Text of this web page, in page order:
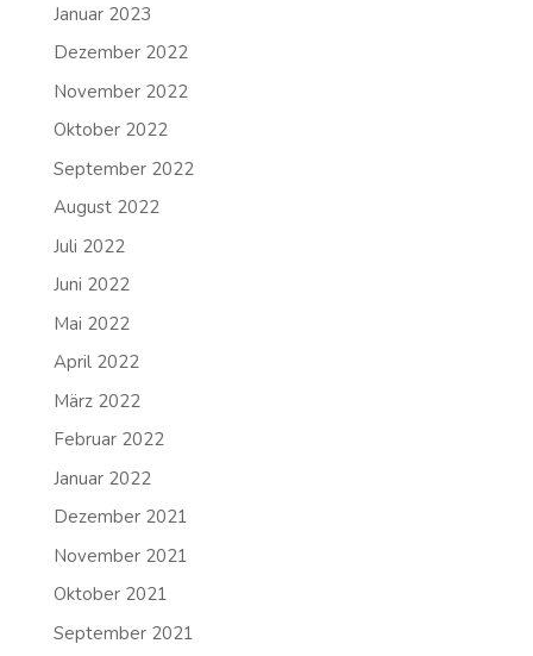
Januar 2023
Dezember 2022
November 2022
Oktober 2022
September 2022
August 2022
Juli 2022
Juni 2022
Mai 2022
April 2022
März 2022
Februar 2022
Januar 2022
Dezember 2021
November 2021
Oktober 2021
September 2021